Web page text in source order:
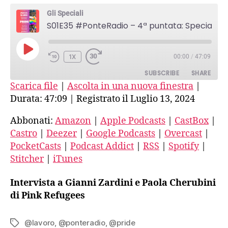
puntata:
Speciale
parte
Gli Speciali
PLAY
EPISODE
1X 00:00 / 47:09
SUBSCRIBE SHARE
Amazon Apple Podcasts
CastBox Castro
Deezer Google Podcasts
Overcast PocketCasts
Podcast Addict
Spotify Stitcher
iTunes
SHARE
LINK
EMBED
Scarica file | Ascolta in una nuova finestra |
Durata: 47:09 | Registrato il Luglio 13, 2024
Abbonati: Amazon | Apple Podcasts | CastBox|
Castro | Deezer| Google Podcasts | Overcast |
PocketCasts | Podcast Addict | RSS | Spotify|
Stitcher| iTunes
Intervista a Gianni Zardini e Paola Cherubini
di Pink Refugees
Tag @lavoro, @ponteradio, @pride